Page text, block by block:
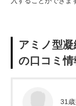
アミノ型
の口コミ情
31